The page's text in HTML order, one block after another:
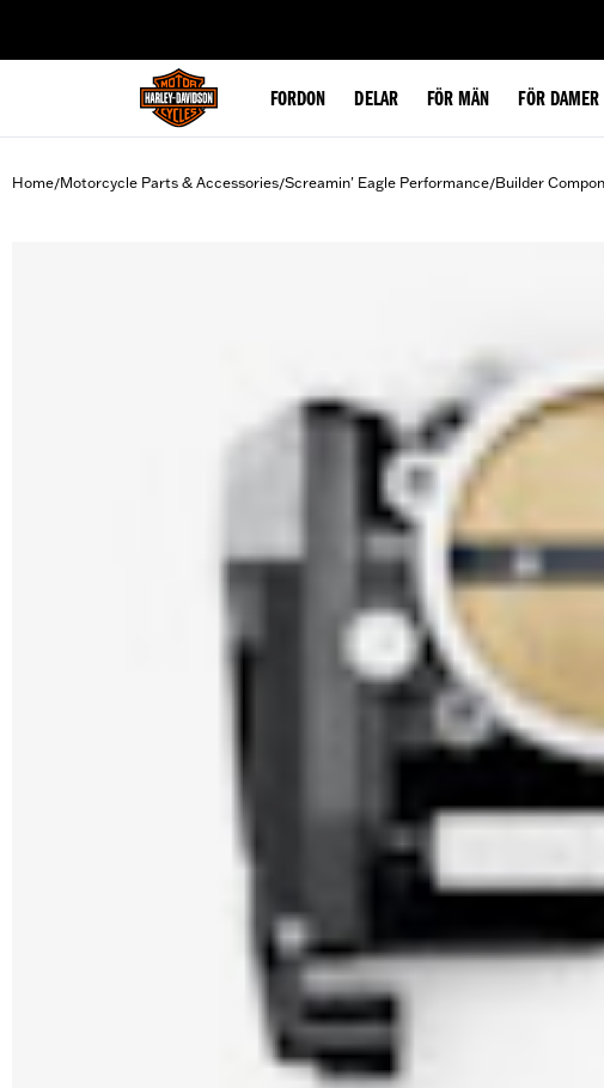
FORDON DELAR FÖR MÄN FÖR DAMER
Home/Motorcycle Parts & Accessories/Screamin' Eagle Performance/Builder